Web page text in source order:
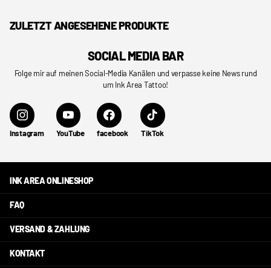
ZULETZT ANGESEHENE PRODUKTE
SOCIAL MEDIA BAR
Folge mir auf meinen Social-Media Kanälen und verpasse keine News rund
um Ink Area Tattoo!
Instagram YouTube facebook TikTok
INK AREA ONLINESHOP
FAQ
VERSAND & ZAHLUNG
KONTAKT